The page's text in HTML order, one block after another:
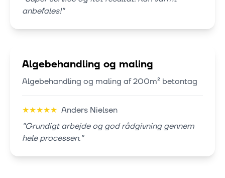
anbefales!"
Algebehandling og maling
Algebehandling og maling af 200m² betontag
★★★★★ Anders Nielsen
"Grundigt arbejde og god rådgivning gennem
hele processen."